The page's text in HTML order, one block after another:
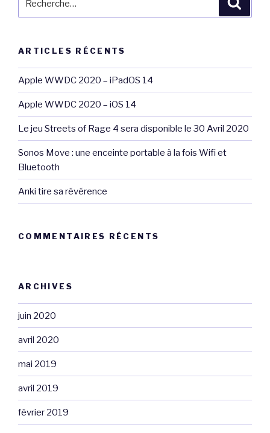
ARTICLES RÉCENTS
Apple WWDC 2020 – iPadOS 14
Apple WWDC 2020 – iOS 14
Le jeu Streets of Rage 4 sera disponible le 30 Avril 2020
Sonos Move : une enceinte portable à la fois Wifi et
Bluetooth
Anki tire sa révérence
COMMENTAIRES RÉCENTS
ARCHIVES
juin 2020
avril 2020
mai 2019
avril 2019
février 2019